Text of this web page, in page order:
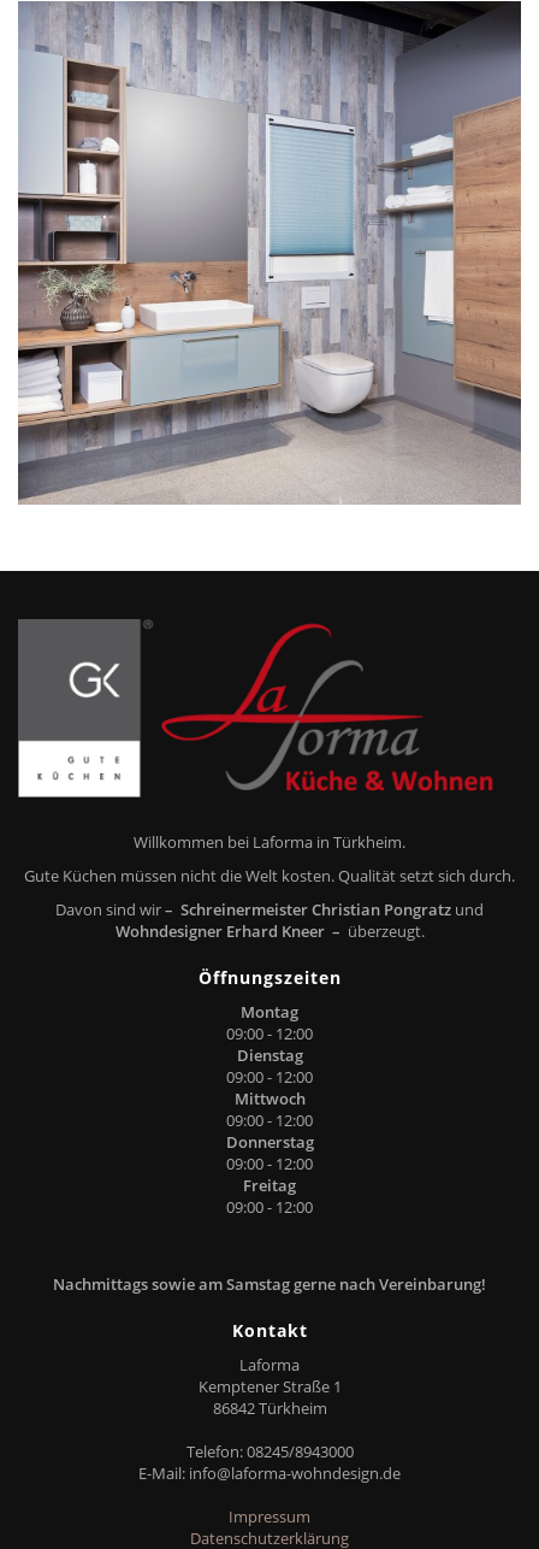
Willkommen bei Laforma in Türkheim.
Gute Küchen müssen nicht die Welt kosten. Qualität setzt sich durch.
Davon sind wir– Schreinermeister Christian Pongratz und
Wohndesigner Erhard Kneer – überzeugt.
Öffnungszeiten
Montag
09:00 - 12:00
Dienstag
09:00 - 12:00
Mittwoch
09:00 - 12:00
Donnerstag
09:00 - 12:00
Freitag
09:00 - 12:00
Nachmittags sowie am Samstag gerne nach Vereinbarung!
Kontakt
Laforma
Kemptener Straße 1
86842 Türkheim
Telefon: 08245/8943000
E-Mail: info@laforma-wohndesign.de
Impressum
Datenschutzerklärung